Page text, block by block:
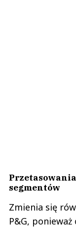
segmentów
Zmienia się
P&G,